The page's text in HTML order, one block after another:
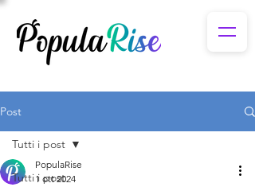
Post
Tutti i post
Tutti i post
PopulaRise
1 ott 2024